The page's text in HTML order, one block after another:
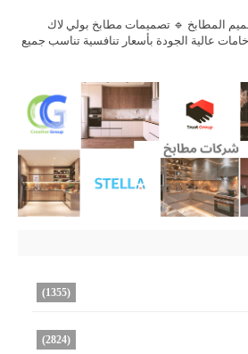
المطابخ 🔹 تصميمات مطابخ بولي لاك
عالية الجودة بأسعار تنافسية تناسب جميع
(1355)
(2824)